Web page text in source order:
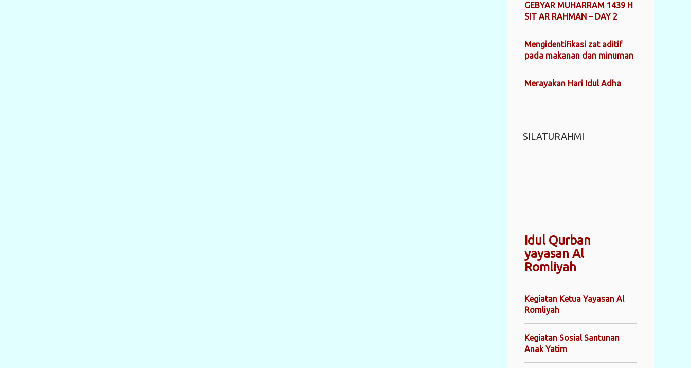
GEBYAR MUHARRAM 1439 H
SIT AR RAHMAN – DAY 2
Mengidentifikasi zat aditif
pada makanan dan minuman
Merayakan Hari Idul Adha
SILATURAHMI
Idul Qurban
yayasan Al
Romliyah
Kegiatan Ketua Yayasan Al
Romliyah
Kegiatan Sosial Santunan
Anak Yatim